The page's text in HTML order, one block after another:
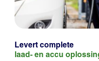
Levert complete
laad- en accu